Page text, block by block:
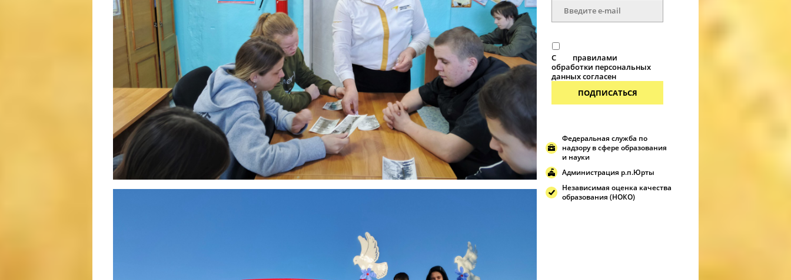
С
правилами
обработки персональных
данных согласен
ПОДПИСАТЬСЯ
Федеральная служба по
надзору в сфере образования
и науки
Администрация р.п.Юрты
Независимая оценка качества
образования (НОКО)